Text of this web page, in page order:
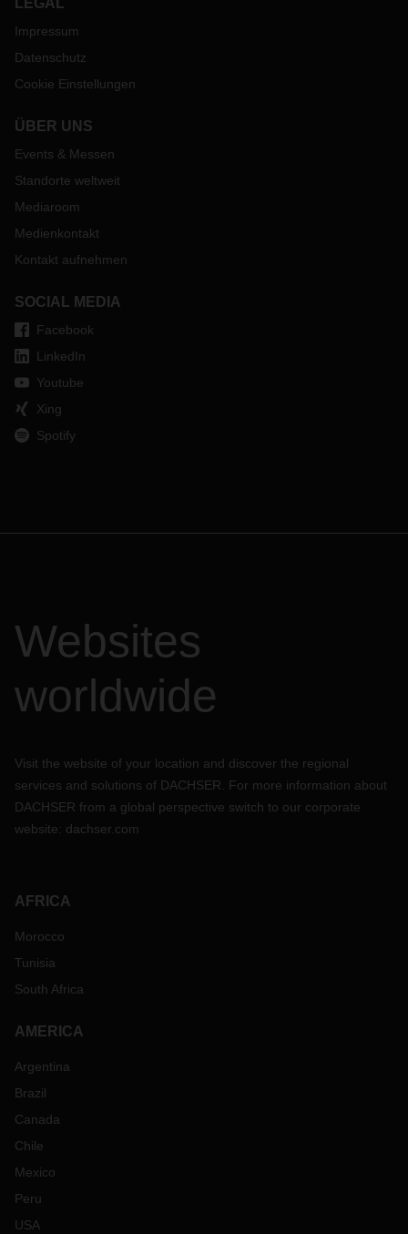
LEGAL
Impressum
Datenschutz
Cookie Einstellungen
ÜBER UNS
Events & Messen
Standorte weltweit
Mediaroom
Medienkontakt
Kontakt aufnehmen
SOCIAL MEDIA
Facebook
LinkedIn
Youtube
Xing
Spotify
Websites
worldwide
Visit the website of your location and discover the regional
services and solutions of DACHSER. For more information about
DACHSER from a global perspective switch to our corporate
website: dachser.com
AFRICA
Morocco
Tunisia
South Africa
AMERICA
Argentina
Brazil
Canada
Chile
Mexico
Peru
USA